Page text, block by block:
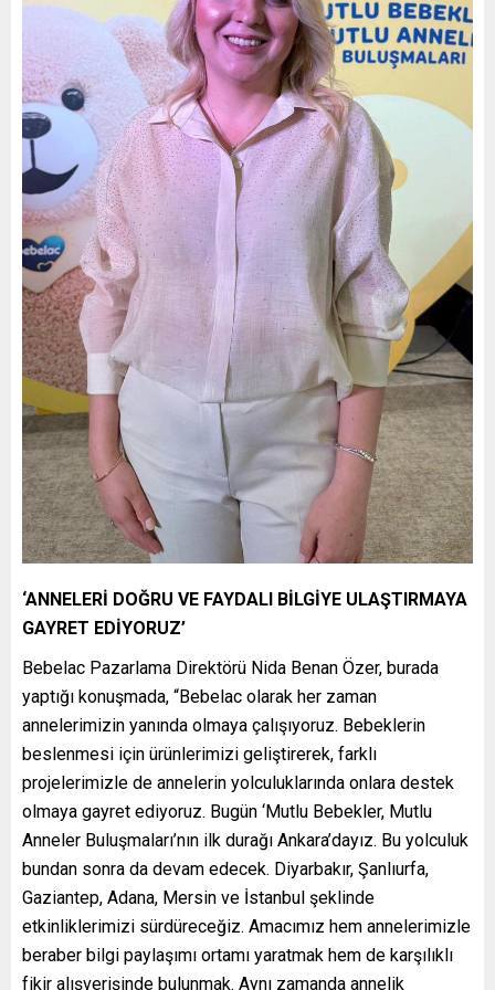
‘ANNELERİ DOĞRU VE FAYDALI BİLGİYE ULAŞTIRMAYA
GAYRET EDİYORUZ’
Bebelac Pazarlama Direktörü Nida Benan Özer, burada
yaptığı konuşmada, “Bebelac olarak her zaman
annelerimizin yanında olmaya çalışıyoruz. Bebeklerin
beslenmesi için ürünlerimizi geliştirerek, farklı
projelerimizle de annelerin yolculuklarında onlara destek
olmaya gayret ediyoruz. Bugün ‘Mutlu Bebekler, Mutlu
Anneler Buluşmaları’nın ilk durağı Ankara’dayız. Bu yolculuk
bundan sonra da devam edecek. Diyarbakır, Şanlıurfa,
Gaziantep, Adana, Mersin ve İstanbul şeklinde
etkinliklerimizi sürdüreceğiz. Amacımız hem annelerimizle
beraber bilgi paylaşımı ortamı yaratmak hem de karşılıklı
fikir alışverişinde bulunmak. Aynı zamanda annelik